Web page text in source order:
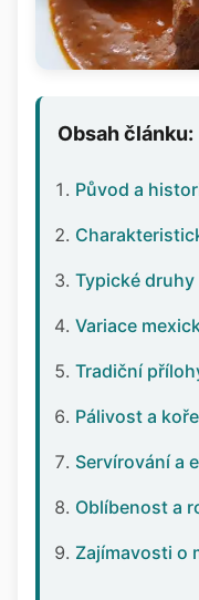
Obsah článku:
Původ a
Typické druhy
Variace
Tradiční
Pálivost a
Servírování a
Oblíbenost a
Zajímavosti o